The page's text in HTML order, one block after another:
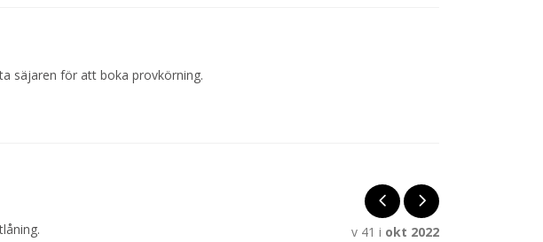
säjaren för att boka provkörning.
v 41 i okt 2022